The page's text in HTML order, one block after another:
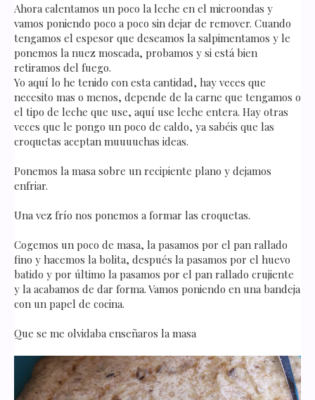
Ahora calentamos un poco la leche en el microondas y
vamos poniendo poco a poco sin dejar de remover. Cuando
tengamos el espesor que deseamos la salpimentamos y le
ponemos la nuez moscada, probamos y si está bien
retiramos del fuego.
Yo aquí lo he tenido con esta cantidad, hay veces que
necesito mas o menos, depende de la carne que tengamos o
el tipo de leche que use, aquí use leche entera. Hay otras
veces que le pongo un poco de caldo, ya sabéis que las
croquetas aceptan muuuuchas ideas.
Ponemos la masa sobre un recipiente plano y dejamos
enfriar.
Una vez frío nos ponemos a formar las croquetas.
Cogemos un poco de masa, la pasamos por el pan rallado
fino y hacemos la bolita, después la pasamos por el huevo
batido y por último la pasamos por el pan rallado crujiente
y la acabamos de dar forma. Vamos poniendo en una bandeja
con un papel de cocina.
Que se me olvidaba enseñaros la masa